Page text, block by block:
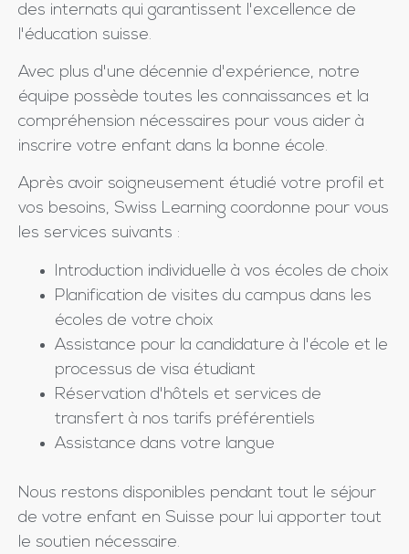
des internats qui garantissent l'excellence de
l'éducation suisse.
Avec plus d'une décennie d'expérience, notre
équipe possède toutes les connaissances et la
compréhension nécessaires pour vous aider à
inscrire votre enfant dans la bonne école.
Après avoir soigneusement étudié votre profil et
vos besoins, Swiss Learning coordonne pour vous
les services suivants :
Introduction individuelle à vos écoles de choix
Planification de visites du campus dans les
écoles de votre choix
Assistance pour la candidature à l'école et le
processus de visa étudiant
Réservation d'hôtels et services de
transfert à nos tarifs préférentiels
Assistance dans votre langue
Nous restons disponibles pendant tout le séjour
de votre enfant en Suisse pour lui apporter tout
le soutien nécessaire.